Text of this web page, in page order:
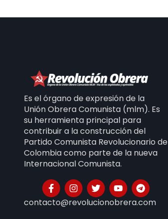
Es el órgano de expresión de la
Unión Obrera Comunista (mlm). Es
su herramienta principal para
contribuir a la construcción del
Partido Comunista Revolucionario de
Colombia como parte de la nueva
Internacional Comunista.
contacto@revolucionobrera.com